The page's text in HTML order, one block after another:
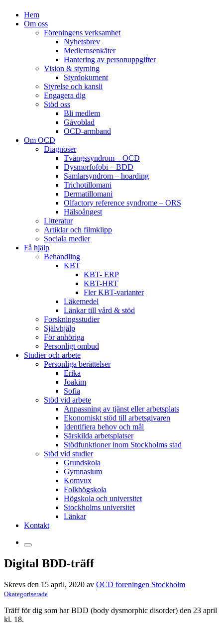
Hem
Om oss
Föreningens verksamhet
Nyhetsbrev
Medlemsenkäter
Hantering av personuppgifter
Vision & styrning
Styrdokument
Styrelse och kansli
Engagera dig
Stöd oss
Bli medlem
Gåvoblad
OCD-armband
Om OCD
Diagnoser
Tvångssyndrom – OCD
Dysmorfofobi – BDD
Samlarsyndrom – hoarding
Trichotillomani
Dermatillomani
Olfactory reference syndrome – ORS
Hälsoångest
Litteratur
Artiklar och filmklipp
Sociala medier
Få hjälp
Behandling
KBT
KBT- ERP
KBT-HRT
Fler KBT-varianter
Läkemedel
Länkar till vård & stöd
Forskningsstudier
Självhjälp
För anhöriga
Personligt ombud
Studier och arbete
Personliga berättelser
Erika
Joakim
Sofia
Stöd vid arbete
Anpassning av tjänst eller arbetsplats
Ekonomiskt stöd till arbetsgivaren
Identifiera behov och mål
Särskilda arbetsplatser
Stödfunktioner inom Stockholms stad
Stöd vid studier
Grundskola
Gymnasium
Komvux
Folkhögskola
Högskola och universitet
Stockholms universitet
Länkar
Kontakt
Digital BDD-träff
Skrevs den 15 april, 2020 av OCD foreningen Stockholm
Okategoriserade
Träff för dig som har BDD (body dysmorphic disorder) den 23 april
kl. 18.